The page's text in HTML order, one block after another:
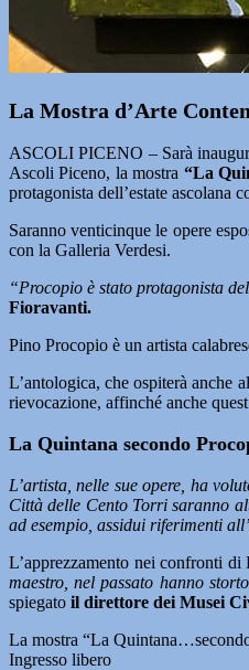
La Mostra d’Arte
ASCOLI PICENO – Sarà
Ascoli Piceno, la mostra “La
protagonista dell’estate ascolana
Saranno venticinque le opere
con la Galleria Verdesi.
“Procopio è stato protagonista
Fioravanti.
Pino Procopio è un artista
L’antologica, che ospiterà anche
rievocazione, affinché anche
La Quintana secondo
L’artista, nelle sue opere, ha
Città delle Cento Torri saranno
ad esempio, assidui riferimenti
L’apprezzamento nei confronti
maestro, nel passato hanno
spiegato il direttore dei Musei
La mostra “La
Ingresso libero